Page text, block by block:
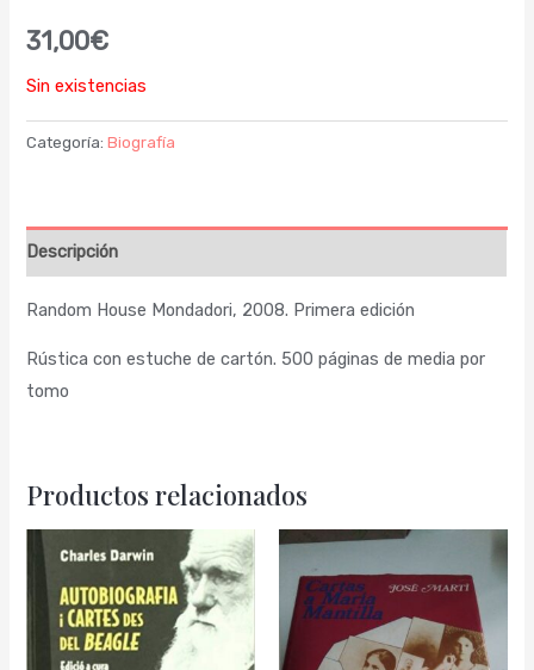
31,00€
Sin existencias
Categoría:Biografía
Descripción
Random House Mondadori, 2008. Primera edición
Rústica con estuche de cartón. 500 páginas de media por
tomo
Productos relacionados